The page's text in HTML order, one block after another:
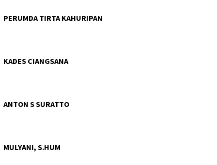
PERUMDA TIRTA KAHURIPAN
KADES CIANGSANA
ANTON S SURATTO
MULYANI, S.HUM